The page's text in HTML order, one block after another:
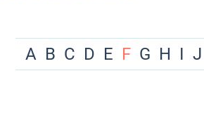
A B C D E F G H I J